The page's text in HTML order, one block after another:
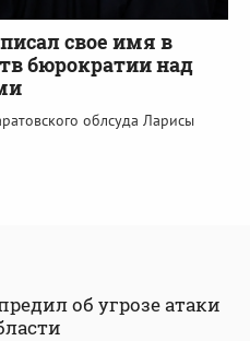
свое имя в
бюрократии над
облсуда Ларисы
об угрозе атаки